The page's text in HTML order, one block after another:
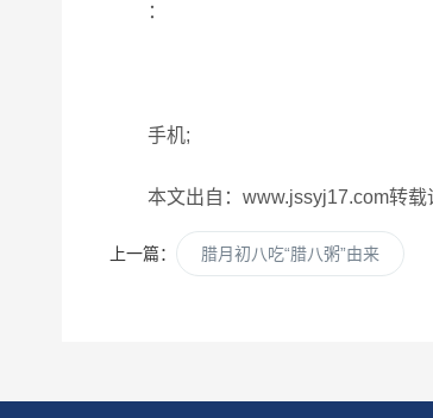
：
手机;
本文出自：www.jssyj17.com转载
上一篇： 腊月初八吃“腊八粥”由来